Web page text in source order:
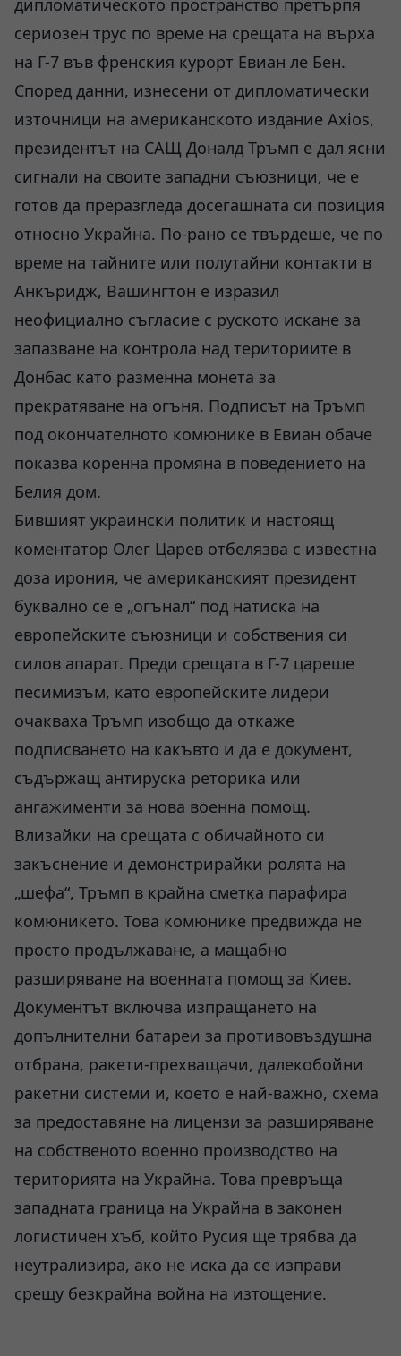
дипломатическото пространство претърпя
сериозен трус по време на срещата на върха
на Г-7 във френския курорт Евиан ле Бен.
Според данни, изнесени от дипломатически
източници на американското издание Axios,
президентът на САЩ Доналд Тръмп е дал ясни
сигнали на своите западни съюзници, че е
готов да преразгледа досегашната си позиция
относно Украйна. По-рано се твърдеше, че по
време на тайните или полутайни контакти в
Анкъридж, Вашингтон е изразил
неофициално съгласие с руското искане за
запазване на контрола над териториите в
Донбас като разменна монета за
прекратяване на огъня. Подписът на Тръмп
под окончателното комюнике в Евиан обаче
показва коренна промяна в поведението на
Белия дом.
Бившият украински политик и настоящ
коментатор Олег Царев отбелязва с известна
доза ирония, че американският президент
буквално се е „огънал“ под натиска на
европейските съюзници и собствения си
силов апарат. Преди срещата в Г-7 цареше
песимизъм, като европейските лидери
очакваха Тръмп изобщо да откаже
подписването на какъвто и да е документ,
съдържащ антируска реторика или
ангажименти за нова военна помощ.
Влизайки на срещата с обичайното си
закъснение и демонстрирайки ролята на
„шефа“, Тръмп в крайна сметка парафира
комюникето. Това комюнике предвижда не
просто продължаване, а мащабно
разширяване на военната помощ за Киев.
Документът включва изпращането на
допълнителни батареи за противовъздушна
отбрана, ракети-прехващачи, далекобойни
ракетни системи и, което е най-важно, схема
за предоставяне на лицензи за разширяване
на собственото военно производство на
територията на Украйна. Това превръща
западната граница на Украйна в законен
логистичен хъб, който Русия ще трябва да
неутрализира, ако не иска да се изправи
срещу безкрайна война на изтощение.